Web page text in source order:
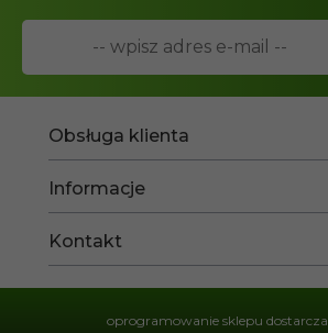
Obsługa klienta
Informacje
Kontakt
oprogramowanie sklepu dostarcza